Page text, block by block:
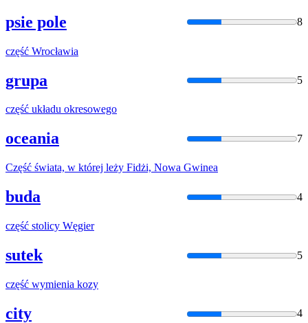
psie pole 8
część Wrocławia
grupa 5
część układu okresowego
oceania 7
Część świata, w której leży Fidżi, Nowa Gwinea
buda 4
część stolicy Węgier
sutek 5
część wymienia kozy
city 4